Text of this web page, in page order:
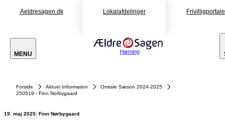
Aeldresagen.dk Lokalafdelinger
MENU Hørning
Forside Aktuel Information
Omtale Sæson 2024-2025
250519 - Finn Norbygaard
19. maj 2025: Finn Nørbygaard